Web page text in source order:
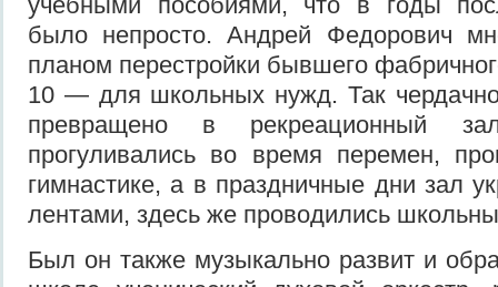
было непросто. Андрей Федорович
планом перестройки бывшего
10 — для школьных нужд. Так
превращено в рекреационный
прогуливались во время перемен,
гимнастике, а в праздничные дни зал
лентами, здесь же проводились
Был он также музыкально развит и